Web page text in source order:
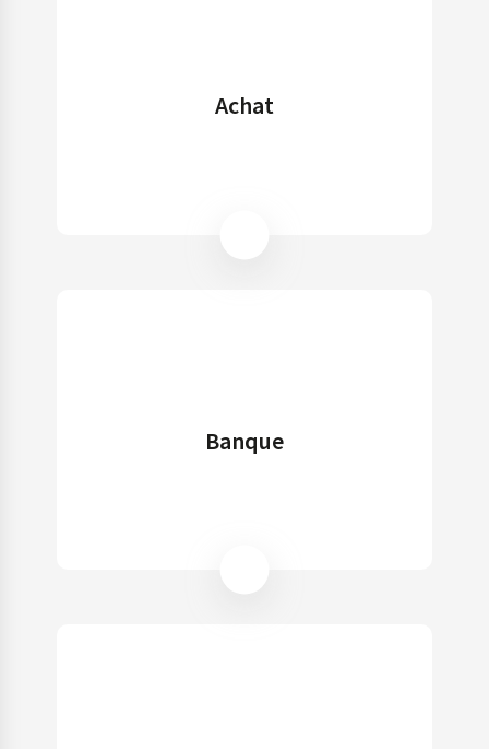
Achat
Banque